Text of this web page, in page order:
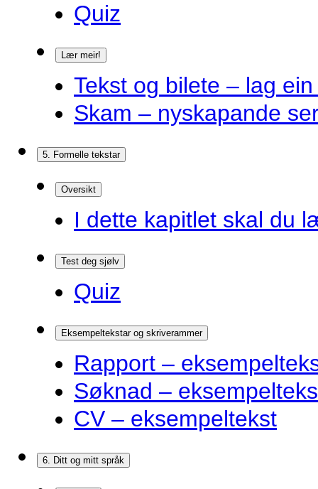
Quiz
Lær meir!
Tekst og bilete – lag
Skam – nyskapande
5. Formelle tekstar
Oversikt
I dette kapitlet skal du
Test deg sjølv
Quiz
Eksempeltekstar og skriverammer
Rapport –
Søknad –
CV – eksempeltekst
6. Ditt og mitt språk